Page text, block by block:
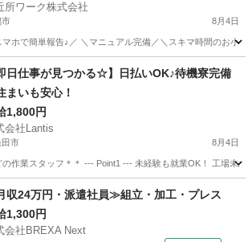
所ワーク株式会社
市 8月4日
ホで簡単報告♪／ ＼マニュアル完備／＼スキマ時間のお小
の他日仕事が見つかる☆】日払いOK♪待機寮完備
まいも安心！
1,800円
会社Lantis
田市 8月4日
の作業スタッフ＊＊ --- Point1 --- 未経験も就業OK！ 工場未
工場 スタッフ
24万円・派遣社員≫組立・加工・プレス
1,300円
会社BREXA Next